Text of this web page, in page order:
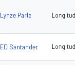
Lynze Parla Longitud
ED Santander Longitud